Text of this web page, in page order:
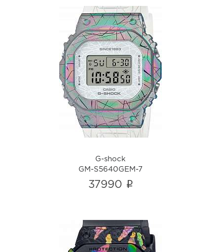
G-shock
GM-S5640GEM-7
i
G-shock
GM-S5640GEM-7
37990 i